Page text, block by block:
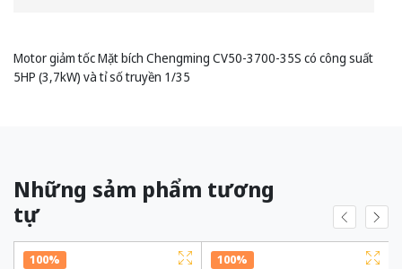
Motor giảm tốc Mặt bích Chengming CV50-3700-35S có công suất
5HP (3,7kW) và tỉ số truyền 1/35
Những sảm phẩm tương
tự
100% 100%